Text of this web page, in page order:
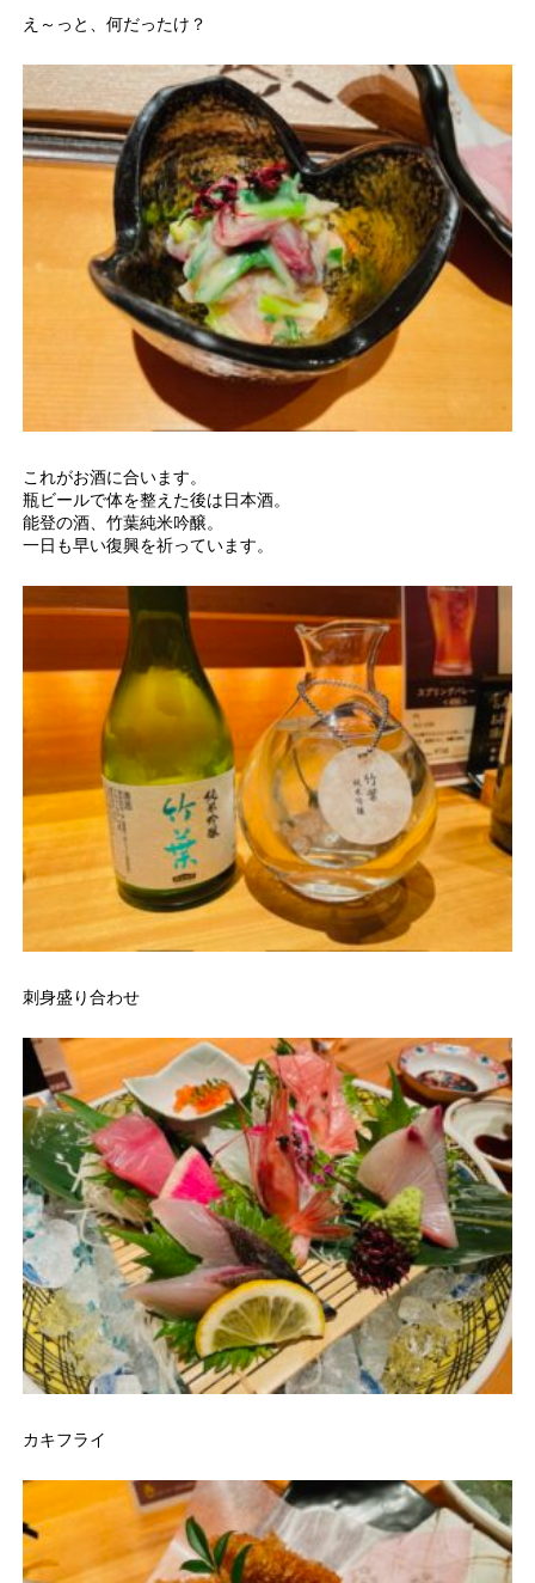
え～っと、何だったけ？
これがお酒に合います。
瓶ビールで体を整えた後は日本酒。
能登の酒、竹葉純米吟醸。
一日も早い復興を祈っています。
刺身盛り合わせ
カキフライ